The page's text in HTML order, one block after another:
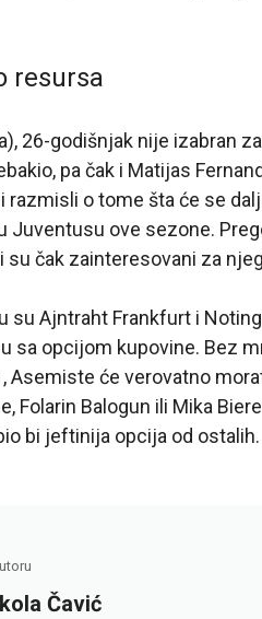
resursa
26-godišnjak nije izabran
pa čak i Matijas
razmisli o tome šta će se
Juventusu ove sezone.
su čak zainteresovani za
su Ajntraht Frankfurt i
sa opcijom kupovine. Bez
Asemiste će verovatno
Folarin Balogun ili Mika
bi jeftinija opcija od ostalih.
Čavić